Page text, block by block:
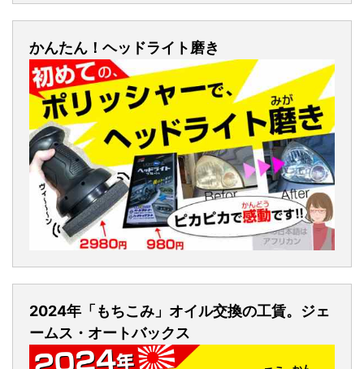
かんたん！ヘッドライト磨き
2024年「もちこみ」オイル交換の工賃。ジェ
ームス・オートバックス